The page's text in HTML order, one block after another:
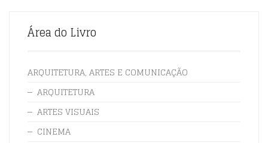
Área do Livro
ARQUITETURA, ARTES E COMUNICAÇÃO
ARQUITETURA
ARTES VISUAIS
CINEMA